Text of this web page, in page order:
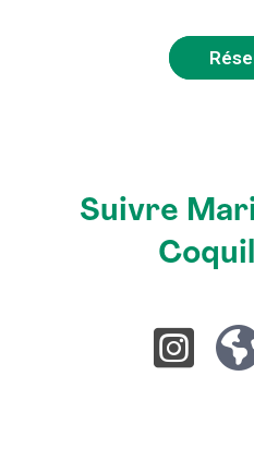
Suivre